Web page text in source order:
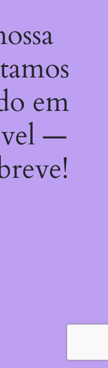
em
—